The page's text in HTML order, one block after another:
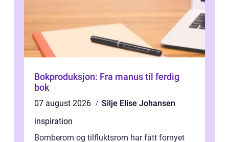
Bokproduksjon: Fra manus til ferdig
bok
07 august 2026
Silje Elise Johansen
inspiration
Bomberom og tilfluktsrom har fått fornyet